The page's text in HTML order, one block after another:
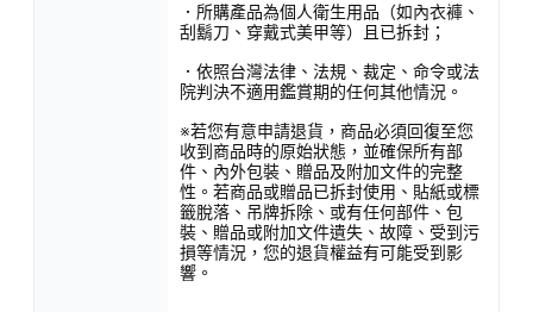
．所購產品為個人衛生用品（如內衣褲、
刮鬍刀、穿戴式美甲等）且已拆封；
．依照台灣法律、法規、裁定、命令或法
院判決不適用鑑賞期的任何其他情況。
※若您有意申請退貨，商品必須回復至您
收到商品時的原始狀態，並確保所有部
件、內外包裝、贈品及附加文件的完整
性。若商品或贈品已拆封使用、貼紙或標
籤脫落、吊牌拆除、或有任何部件、包
裝、贈品或附加文件遺失、故障、受到污
損等情況，您的退貨權益有可能受到影
響。